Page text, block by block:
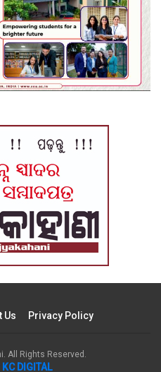
Us Privacy Policy
All Rights Reserved.
KC DIGITAL